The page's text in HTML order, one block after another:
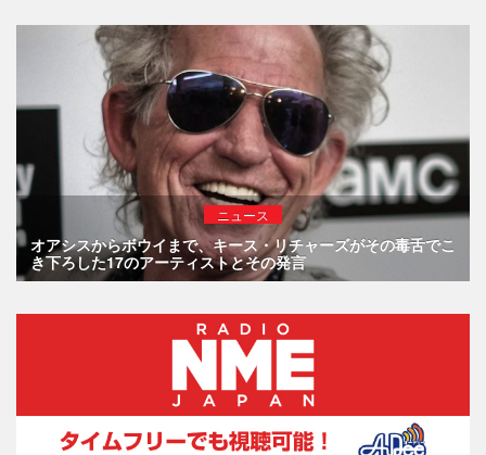
ニュース
オアシスからボウイまで、キース・リチャーズがその毒舌でこ
き下ろした17のアーティストとその発言